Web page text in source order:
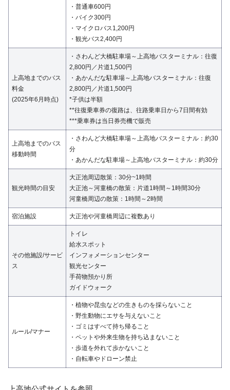
・普通車600円
・バイク300円
・マイクロバス1,200円
・観光バス2,400円
上高地までのバス
料金
(2025年6月時点)
・さわんど大橋駐車場～上高地バスターミナル：往復
2,800円／片道1,500円
・あかんだな駐車場～上高地バスターミナル：往復
2,800円／片道1,500円
*子供は半額
**往復乗車券の復路は、往路乗車日から7日間有効
***乗車券は当日券売機で販売
上高地までのバス
移動時間
・さわんど大橋駐車場～上高地バスターミナル：約30
分
・あかんだな駐車場～上高地バスターミナル：約30分
観光時間の目安
大正池周辺散策：30分~1時間
大正池～河童橋の散策：片道1時間～1時間30分
河童橋周辺の散策：1時間～2時間
宿泊施設 大正池や河童橋周辺に複数あり
その他施設/サービ
ス
トイレ
給水スポット
インフォメーションセンター
観光センター
手荷物預かり所
ガイドウォーク
ルール/マナー
・植物や昆虫などの生きものを採らないこと
・野生動物にエサを与えないこと
・ゴミはすべて持ち帰ること
・ペットや外来生物を持ち込まないこと
・歩道を外れて歩かないこと
・自転車やドローン禁止